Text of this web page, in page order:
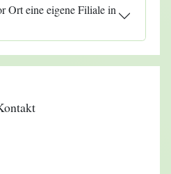
Ort eine eigene Filiale in